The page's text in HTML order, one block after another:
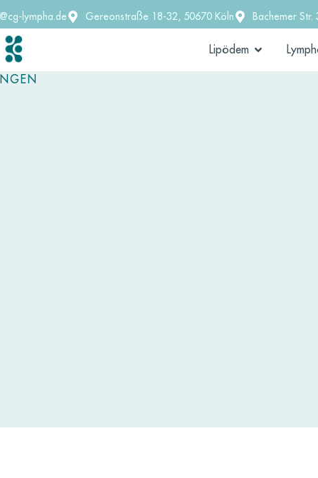
lympha.de Gereonstraße 18-32, 50670 Köln Bachemer
Lipödem